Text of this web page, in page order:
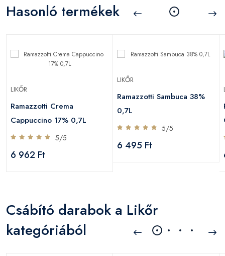
Hasonló termékek
LIKŐR
Ramazzotti Crema
Cappuccino 17% 0,7L
5/5
6 962 Ft
LIKŐR
Ramazzotti Sambuca 38%
0,7L
5/5
6 495 Ft
Csábító darabok a Likőr
kategóriából